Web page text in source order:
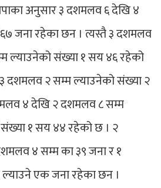
अनुसार ३ दशमलव ६ देखि ४
६७ जना रहेका छन । त्यस्तै ३ दशमलव
ल्याउनेको संख्या १ सय ४६ रहेको
दशमलव २ सम्म ल्याउनेको संख्या २
४ देखि २ दशमलव ८ सम्म
संख्या १ सय ४४ रहेको छ । २
४ सम्म का ३९ जना र १
एक जना रहेका छन ।